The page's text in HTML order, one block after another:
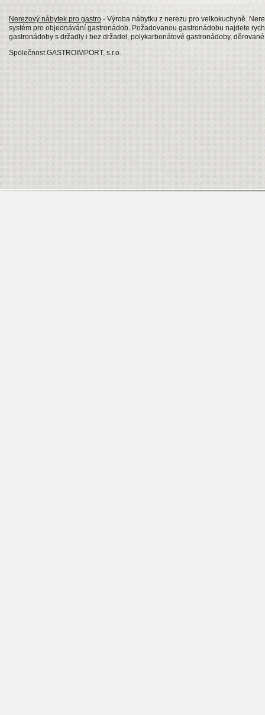
Nerezový nábytek pro gastro - Výroba nábytku z nerezu pro velkokuchyně.
systém pro objednávání gastronádob. Požadovanou gastronádobu najdete
gastronádoby s držadly i bez držadel, polykarbonátové gastronádoby,
Společnost GASTROIMPORT, s.r.o.